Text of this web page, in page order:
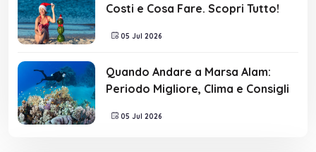
Costi e Cosa Fare. Scopri Tutto!
05 Jul 2026
Quando Andare a Marsa Alam:
Periodo Migliore, Clima e Consigli
05 Jul 2026